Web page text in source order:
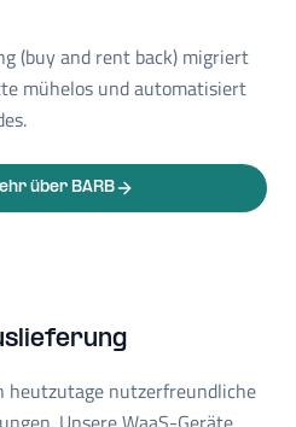
(buy and rent back) migriert
mühelos und automatisiert
über BARB
nutzerfreundliche